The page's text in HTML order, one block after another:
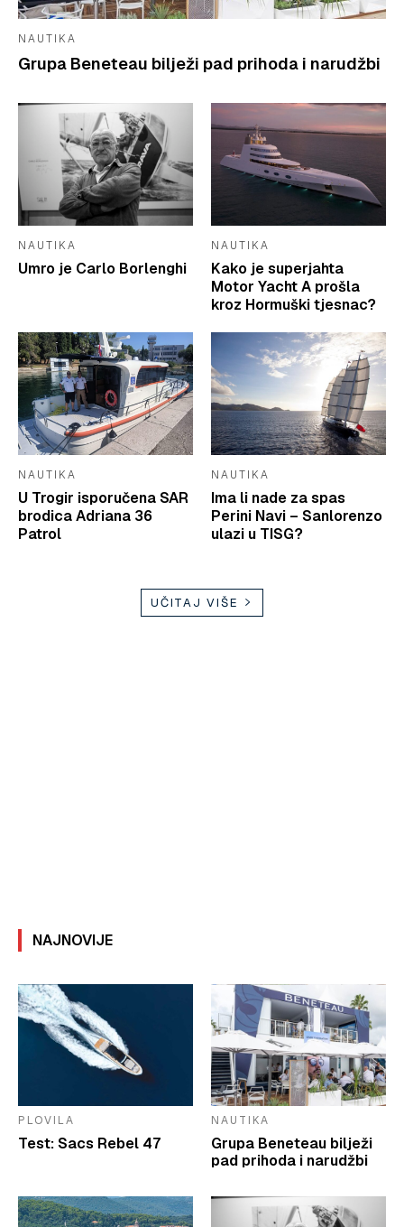
NAUTIKA
Grupa Beneteau bilježi pad prihoda i narudžbi
NAUTIKA
Umro je Carlo Borlenghi
NAUTIKA
Kako je superjahta
Motor Yacht A prošla
kroz Hormuški tjesnac?
NAUTIKA
U Trogir isporučena SAR
brodica Adriana 36
Patrol
NAUTIKA
Ima li nade za spas
Perini Navi – Sanlorenzo
ulazi u TISG?
UČITAJ VIŠE
NAJNOVIJE
PLOVILA
Test: Sacs Rebel 47
NAUTIKA
Grupa Beneteau bilježi
pad prihoda i narudžbi